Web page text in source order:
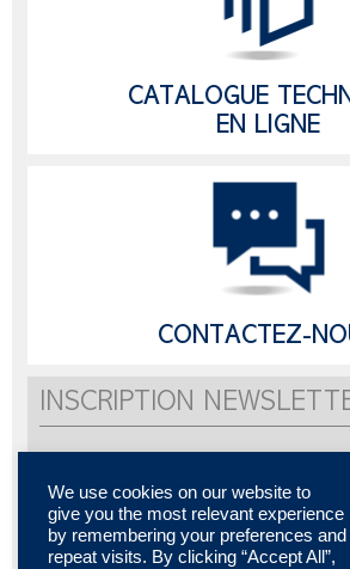
CATALOGUE
EN LIGNE
CONTACTEZ-
INSCRIPTION
Vous souhaitez être informé de l'actualité de
Inscrivez-vous pour recevoir notre newsletter
We use cookies on our website to
give you the most relevant experience
by remembering your preferences and
repeat visits. By clicking “Accept All”,